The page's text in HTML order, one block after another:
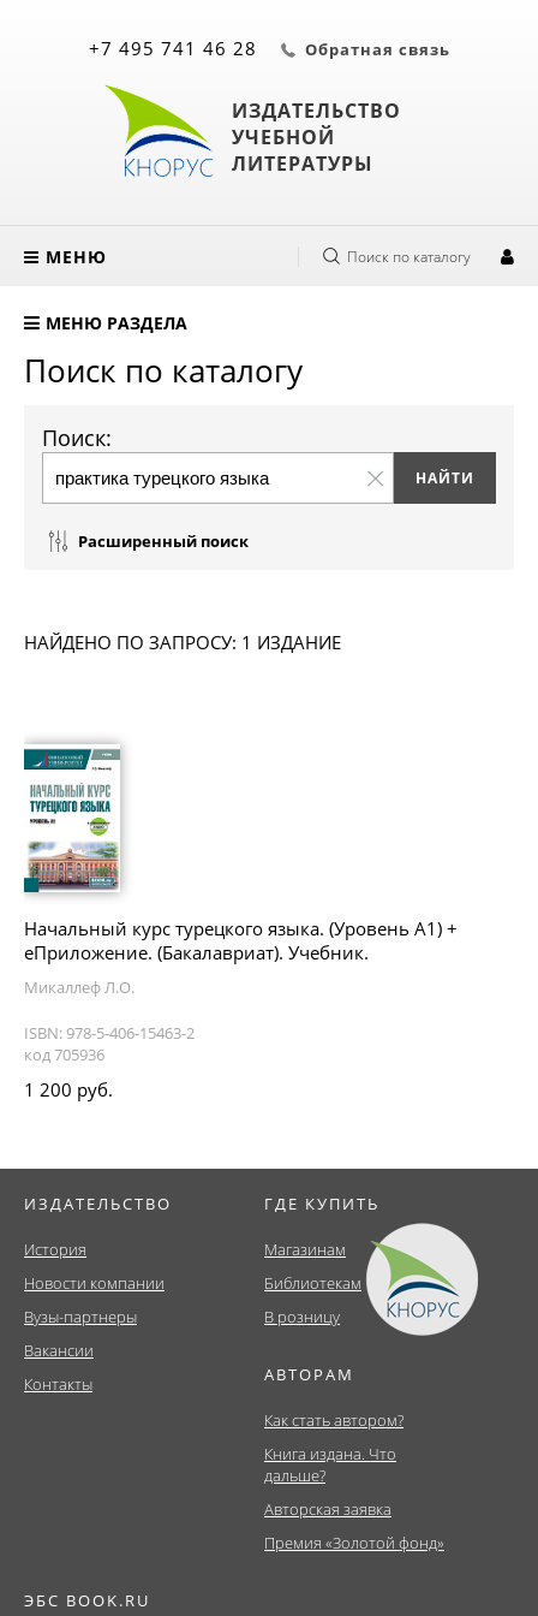
ИЗДАТЕЛЬСТВО
УЧЕБНОЙ
ЛИТЕРАТУРЫ
+7 495 741 46 28 Обратная связь
МЕНЮ Поиск по каталогу
МЕНЮ РАЗДЕЛА
Поиск по каталогу
Поиск:
Расширенный поиск
НАЙДЕНО ПО ЗАПРОСУ: 1 ИЗДАНИЕ
Начальный курс турецкого языка. (Уровень А1) +
еПриложение. (Бакалавриат). Учебник.
Микаллеф Л.О.
ISBN: 978-5-406-15463-2
код 705936
1 200 руб.
ИЗДАТЕЛЬСТВО
История
Новости компании
Вузы-партнеры
Вакансии
Контакты
ГДЕ КУПИТЬ
Магазинам
Библиотекам
В розницу
АВТОРАМ
Как стать автором?
Книга издана. Что
дальше?
Авторская заявка
Премия «Золотой фонд»
ЭБС BOOK.RU